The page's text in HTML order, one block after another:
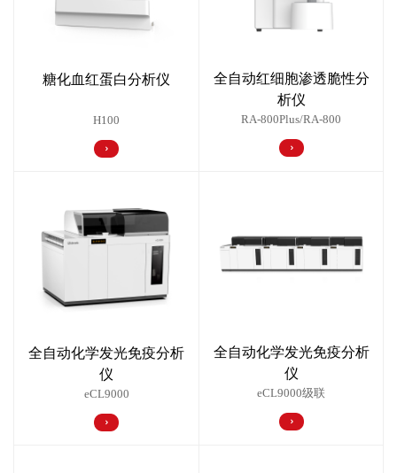
糖化血红蛋白分析仪
H100
全自动红细胞渗透脆性分
析仪
RA-800Plus/RA-800
全自动化学发光免疫分析
仪
eCL9000
全自动化学发光免疫分析
仪
eCL9000级联